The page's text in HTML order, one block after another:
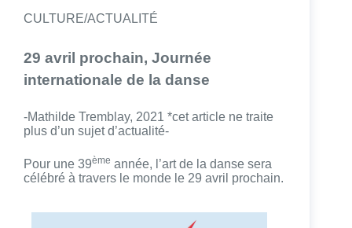
CULTURE/ACTUALITÉ
29 avril prochain, Journée
internationale de la danse
-Mathilde Tremblay, 2021 *cet article ne traite
plus d’un sujet d’actualité-
Pour une 39ème année, l’art de la danse sera
célébré à travers le monde le 29 avril prochain.